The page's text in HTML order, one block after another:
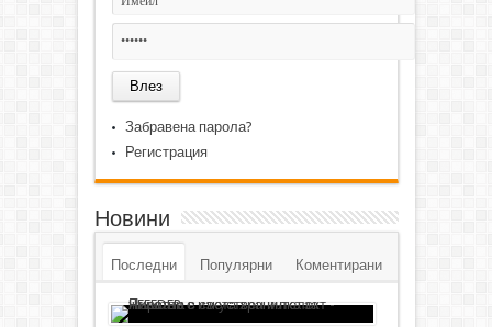
Забравена парола?
Регистрация
Новини
Последни Популярни Коментирани